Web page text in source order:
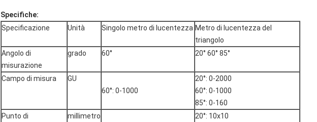
Specifiche:
Specificazione
Unità Singolo metro di lucentezza Metro di lucentezza del
triangolo
Angolo di
misurazione
grado 60° 20° 60° 85°
Campo di misura
GU
60°: 0-1000
20°: 0-2000
60°: 0-1000
85°: 0-160
Punto di
millimetro
20°: 10x10